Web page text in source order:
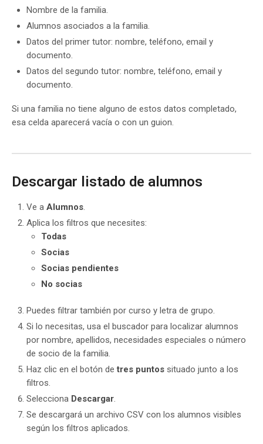
Nombre de la familia.
Alumnos asociados a la familia.
Datos del primer tutor: nombre, teléfono, email y
documento.
Datos del segundo tutor: nombre, teléfono, email y
documento.
Si una familia no tiene alguno de estos datos completado,
esa celda aparecerá vacía o con un guion.
Descargar listado de alumnos
Ve a Alumnos.
Aplica los filtros que necesites:
Todas
Socias
Socias pendientes
No socias
Puedes filtrar también por curso y letra de grupo.
Si lo necesitas, usa el buscador para localizar alumnos
por nombre, apellidos, necesidades especiales o número
de socio de la familia.
Haz clic en el botón detres puntos situado junto a los
filtros.
Selecciona Descargar.
Se descargará un archivo CSV con los alumnos visibles
según los filtros aplicados.